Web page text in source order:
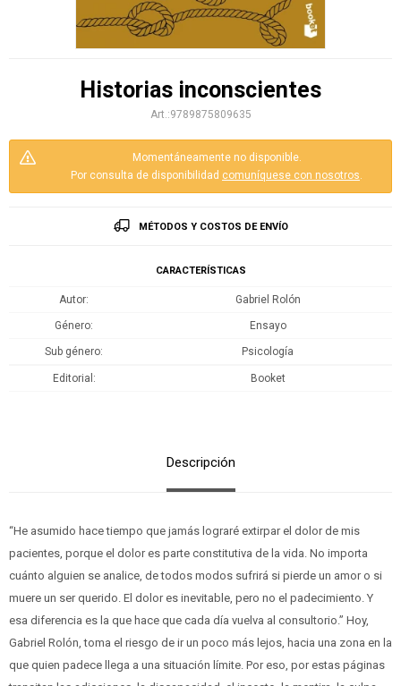
Historias inconscientes
9789875809635
Momentáneamente no disponible.
Por consulta de disponibilidad comuníquese con nosotros.
MÉTODOS Y COSTOS DE ENVÍO
CARACTERÍSTICAS
Autor Gabriel Rolón
Género Ensayo
Sub género Psicología
Editorial Booket
Descripción
“He asumido hace tiempo que jamás lograré extirpar el dolor de mis
pacientes, porque el dolor es parte constitutiva de la vida. No importa
cuánto alguien se analice, de todos modos sufrirá si pierde un amor o si
muere un ser querido. El dolor es inevitable, pero no el padecimiento. Y
esa diferencia es la que hace que cada día vuelva al consultorio.” Hoy,
Gabriel Rolón, toma el riesgo de ir un poco más lejos, hacia una zona en la
que quien padece llega a una situación límite. Por eso, por estas páginas